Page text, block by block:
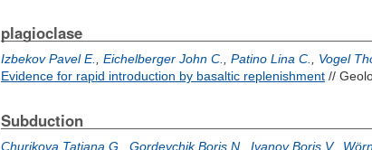
plagioclase
Izbekov Pavel E. Eichelberger John C. Patino Lina C. Vogel
Evidence for rapid introduction by basaltic replenishment //
Subduction
Churikova Tatiana G. Gordeychik Boris N. Ivanov Boris V.